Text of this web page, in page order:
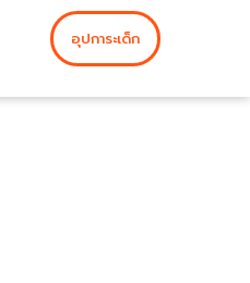
อุปการะเด็ก